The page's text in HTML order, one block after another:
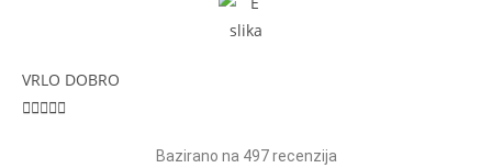
VRLO DOBRO

Bazirano na 497 recenzija